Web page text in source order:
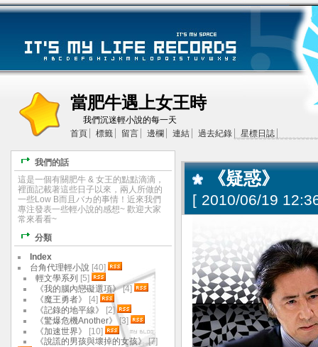
當肥牛遇上女王時
我們沉迷輕小說的每一天
首頁
標籤 留言 邊欄 連結 過去紀錄 星標日誌
《疑惑》
[ 2010/06/19
我們的話
這是一個有關肥牛 & 女王的點點滴滴，
裡面記載著這些日子以來，兩人所做的
一些Low B而且バカ的事情！近來我們
專注發表一些輕小說的感想~ 歡迎大家
常來看看~
分類
Index
台角代理輕小說 [40]
輕文學系列 [5]
《我的腦內戀礙選項》[4]
《魔王勇者》
[4]
《記錄的地平線》
[2]
《驚爆危機Another》[3]
《加速世界》
[10]
《說謊的男孩與壞掉的女孩》[7]